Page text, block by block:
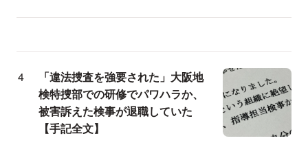
「違法捜査を強要された」大阪地
検特捜部での研修でパワハラか、
被害訴えた検事が退職していた
【手記全文】